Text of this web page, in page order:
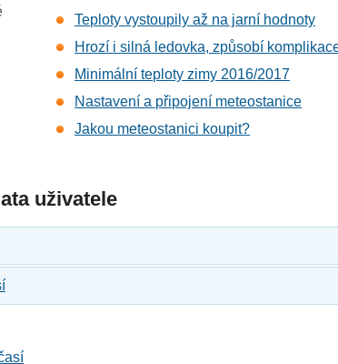
Teploty vystoupily až na jarní hodnoty
Hrozí i silná ledovka, způsobí
Minimální teploty zimy 2016/2017
Nastavení a připojení meteostanice
Jakou meteostanici koupit?
uživatele